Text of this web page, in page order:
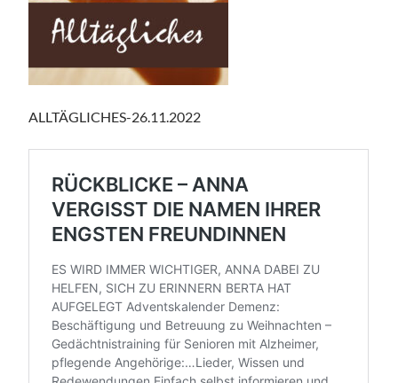
ALLTÄGLICHES-26.11.2022